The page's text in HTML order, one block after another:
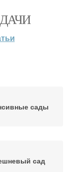
сады
сад